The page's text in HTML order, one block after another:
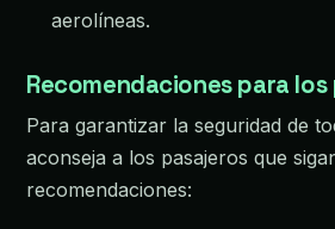
aerolíneas.
Recomendaciones para los
Para garantizar la seguridad de
aconseja a los pasajeros que
recomendaciones: